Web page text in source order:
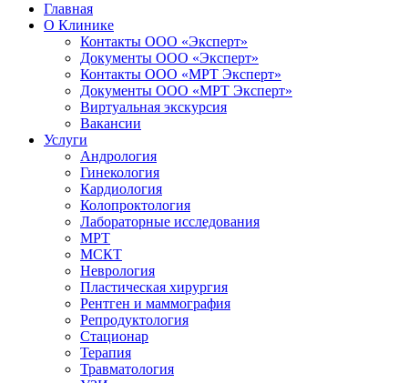
Главная
О Клинике
Контакты ООО «Эксперт»
Документы ООО «Эксперт»
Контакты ООО «МРТ Эксперт»
Документы ООО «МРТ Эксперт»
Виртуальная экскурсия
Вакансии
Услуги
Андрология
Гинекология
Кардиология
Колопроктология
Лабораторные исследования
МРТ
МСКТ
Неврология
Пластическая хирургия
Рентген и маммография
Репродуктология
Стационар
Терапия
Травматология